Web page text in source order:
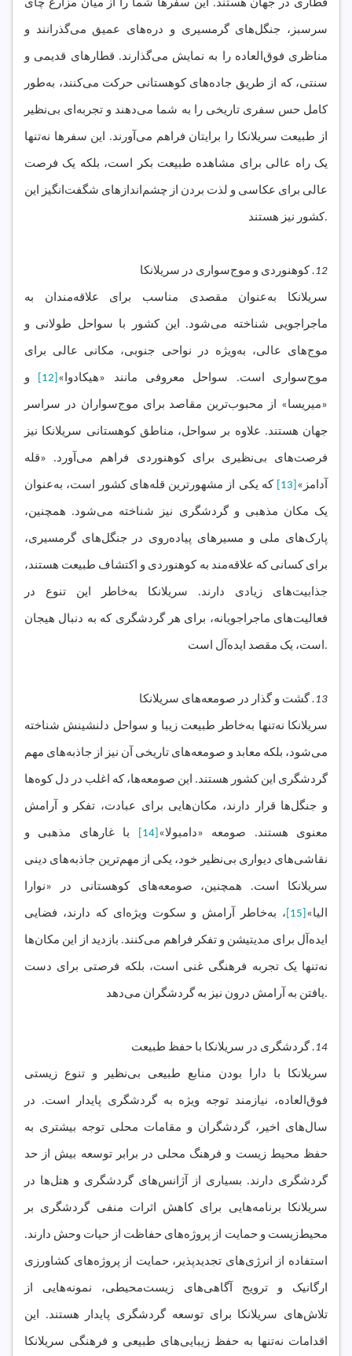
قطاری در جهان هستند. این سفرها شما را از میان مزارع چای
سرسبز، جنگل‌های گرمسیری و دره‌های عمیق می‌گذرانند و
مناظری فوق‌العاده را به نمایش می‌گذارند. قطارهای قدیمی و
سنتی، که از طریق جاده‌های کوهستانی حرکت می‌کنند، به‌طور
کامل حس سفری تاریخی را به شما می‌دهند و تجربه‌ای بی‌نظیر
از طبیعت سریلانکا را برایتان فراهم می‌آورند. این سفرها نه‌تنها
یک راه عالی برای مشاهده طبیعت بکر است، بلکه یک فرصت
عالی برای عکاسی و لذت بردن از چشم‌اندازهای شگفت‌انگیز این
کشور نیز هستند.
12. کوهنوردی و موج‌سواری در سریلانکا
سریلانکا به‌عنوان مقصدی مناسب برای علاقه‌مندان به
ماجراجویی شناخته می‌شود. این کشور با سواحل طولانی و
موج‌های عالی، به‌ویژه در نواحی جنوبی، مکانی عالی برای
موج‌سواری است. سواحل معروفی مانند «هیکادوا» و
«میریسا» از محبوب‌ترین مقاصد برای موج‌سواران در سراسر
جهان هستند. علاوه بر سواحل، مناطق کوهستانی سریلانکا نیز
فرصت‌های بی‌نظیری برای کوهنوردی فراهم می‌آورد. «قله
آدامز» که یکی از مشهورترین قله‌های کشور است، به‌عنوان
یک مکان مذهبی و گردشگری نیز شناخته می‌شود. همچنین،
پارک‌های ملی و مسیرهای پیاده‌روی در جنگل‌های گرمسیری،
برای کسانی که علاقه‌مند به کوهنوردی و اکتشاف طبیعت هستند،
جذابیت‌های زیادی دارند. سریلانکا به‌خاطر این تنوع در
فعالیت‌های ماجراجویانه، برای هر گردشگری که به دنبال هیجان
است، یک مقصد ایده‌آل است.
13. گشت و گذار در صومعه‌های سریلانکا
سریلانکا نه‌تنها به‌خاطر طبیعت زیبا و سواحل دلنشینش شناخته
می‌شود، بلکه معابد و صومعه‌های تاریخی آن نیز از جاذبه‌های مهم
گردشگری این کشور هستند. این صومعه‌ها، که اغلب در دل کوه‌ها
و جنگل‌ها قرار دارند، مکان‌هایی برای عبادت، تفکر و آرامش
معنوی هستند. صومعه «دامبولا» [14] با غارهای مذهبی و
نقاشی‌های دیواری بی‌نظیر خود، یکی از مهم‌ترین جاذبه‌های دینی
سریلانکا است. همچنین، صومعه‌های کوهستانی در «نوارا
الیا» ، به‌خاطر آرامش و سکوت ویژه‌ای که دارند، فضایی
ایده‌آل برای مدیتیشن و تفکر فراهم می‌کنند. بازدید از این مکان‌ها
نه‌تنها یک تجربه فرهنگی غنی است، بلکه فرصتی برای دست
یافتن به آرامش درون نیز به گردشگران می‌دهد.
14. گردشگری در سریلانکا با حفظ طبیعت
سریلانکا با دارا بودن منابع طبیعی بی‌نظیر و تنوع زیستی
فوق‌العاده، نیازمند توجه ویژه به گردشگری پایدار است. در
سال‌های اخیر، گردشگران و مقامات محلی توجه بیشتری به
حفظ محیط زیست و فرهنگ محلی در برابر توسعه بیش از حد
گردشگری دارند. بسیاری از آژانس‌های گردشگری و هتل‌ها در
سریلانکا برنامه‌هایی برای کاهش اثرات منفی گردشگری بر
محیط‌زیست و حمایت از پروژه‌های حفاظت از حیات وحش دارند.
استفاده از انرژی‌های تجدیدپذیر، حمایت از پروژه‌های کشاورزی
ارگانیک و ترویج آگاهی‌های زیست‌محیطی، نمونه‌هایی از
تلاش‌های سریلانکا برای توسعه گردشگری پایدار هستند. این
اقدامات نه‌تنها به حفظ زیبایی‌های طبیعی و فرهنگی سریلانکا